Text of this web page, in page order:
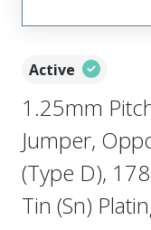
Active
1.25mm
Jumper,
(Type D),
Tin (Sn)